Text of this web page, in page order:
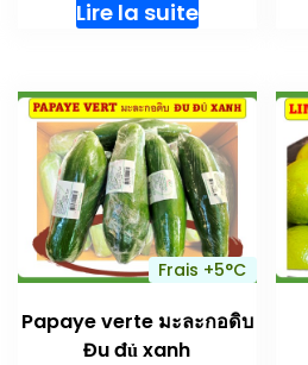
Lire la suite
Frais +5°C
Papaye verte มะละกอดิบ
Đu đủ xanh